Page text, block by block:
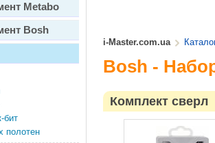
Metabo
Bosh
бит
полотен
i-Master.com.ua
Bosh -
Комплект сверл